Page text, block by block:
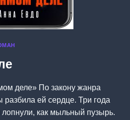
деле» По закону жанра
ей сердце. Три года
лопнули, как мыльный пузырь.